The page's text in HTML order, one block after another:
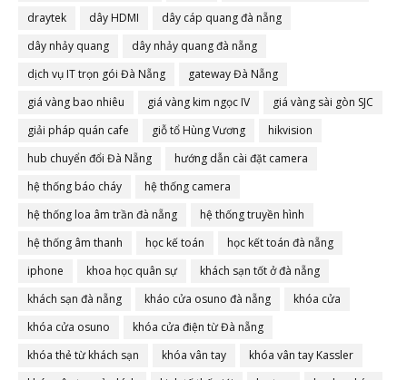
draytek
dây HDMI
dây cáp quang đà nẵng
dây nhảy quang
dây nhảy quang đà nẵng
dịch vụ IT trọn gói Đà Nẵng
gateway Đà Nẵng
giá vàng bao nhiêu
giá vàng kim ngọc IV
giá vàng sài gòn SJC
giải pháp quán cafe
giỗ tổ Hùng Vương
hikvision
hub chuyển đổi Đà Nẵng
hướng dẫn cài đặt camera
hệ thống báo cháy
hệ thống camera
hệ thống loa âm trần đà nẵng
hệ thống truyền hình
hệ thống âm thanh
học kế toán
học kết toán đà nẵng
iphone
khoa học quân sự
khách sạn tốt ở đà nẵng
khách sạn đà nẵng
kháo cửa osuno đà nẵng
khóa cửa
khóa cửa osuno
khóa cửa điện từ Đà nẵng
khóa thẻ từ khách sạn
khóa vân tay
khóa vân tay Kassler